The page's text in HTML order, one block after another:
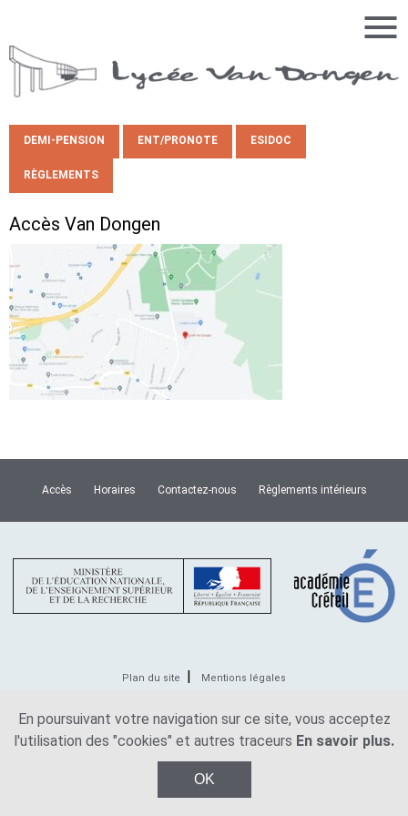
En poursuivant votre navigation sur ce site, vous acceptez
l'utilisation des "cookies" et autres traceurs En savoir plus.
OK
DEMI-PENSION ENT/PRONOTE ESIDOC
RÈGLEMENTS
Accès Van Dongen
Accès Horaires Contactez-nous Règlements intérieurs
Plan du site Mentions légales
© Copyright Lycée Van Dongen 2026